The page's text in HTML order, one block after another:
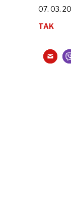
07. 03.
TAK